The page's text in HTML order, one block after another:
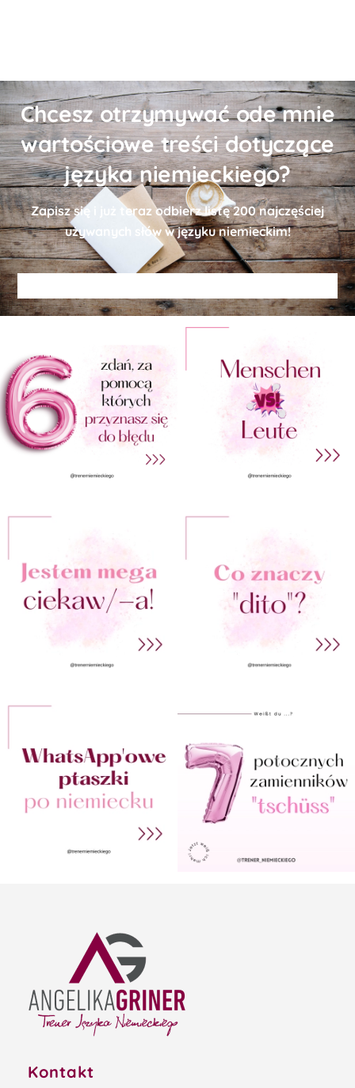
Zapisz się i już teraz odbierz listę 200 najczęściej
używanych słów w języku niemieckim!
Kontakt
ul. Floriańska 26/89
41-500 Chorzów
szkolenia@angelikagriner.pl
Szkolenia